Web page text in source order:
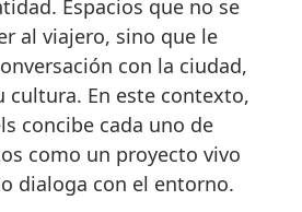
Espacios que no se
al viajero, sino que le
con la ciudad,
cultura. En este contexto,
concibe cada uno de
como un proyecto vivo
dialoga con el entorno.